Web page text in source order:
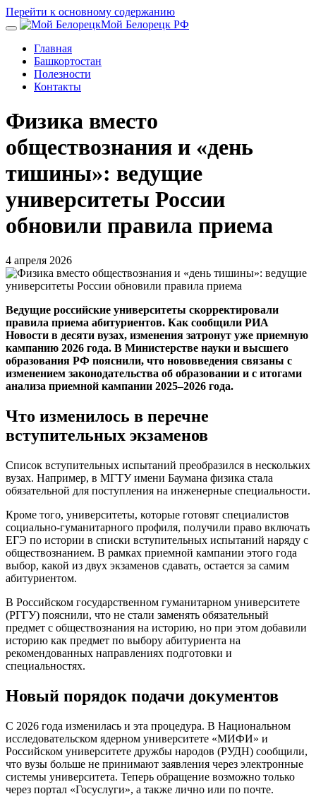
Перейти к основному содержанию
Мой Белорецк РФ
Главная
Башкортостан
Полезности
Контакты
Физика вместо
обществознания и «день
тишины»: ведущие
университеты России
обновили правила приема
4 апреля 2026
Ведущие российские университеты скорректировали
правила приема абитуриентов. Как сообщили РИА
Новости в десяти вузах, изменения затронут уже приемную
кампанию 2026 года. В Министерстве науки и высшего
образования РФ пояснили, что нововведения связаны с
изменением законодательства об образовании и с итогами
анализа приемной кампании 2025–2026 года.
Что изменилось в перечне
вступительных экзаменов
Список вступительных испытаний преобразился в нескольких
вузах. Например, в МГТУ имени Баумана физика стала
обязательной для поступления на инженерные специальности.
Кроме того, университеты, которые готовят специалистов
социально-гуманитарного профиля, получили право включать
ЕГЭ по истории в списки вступительных испытаний наряду с
обществознанием. В рамках приемной кампании этого года
выбор, какой из двух экзаменов сдавать, остается за самим
абитуриентом.
В Российском государственном гуманитарном университете
(РГГУ) пояснили, что не стали заменять обязательный
предмет с обществознания на историю, но при этом добавили
историю как предмет по выбору абитуриента на
рекомендованных направлениях подготовки и
специальностях.
Новый порядок подачи документов
С 2026 года изменилась и эта процедура. В Национальном
исследовательском ядерном университете «МИФИ» и
Российском университете дружбы народов (РУДН) сообщили,
что вузы больше не принимают заявления через электронные
системы университета. Теперь обращение возможно только
через портал «Госуслуги», а также лично или по почте.